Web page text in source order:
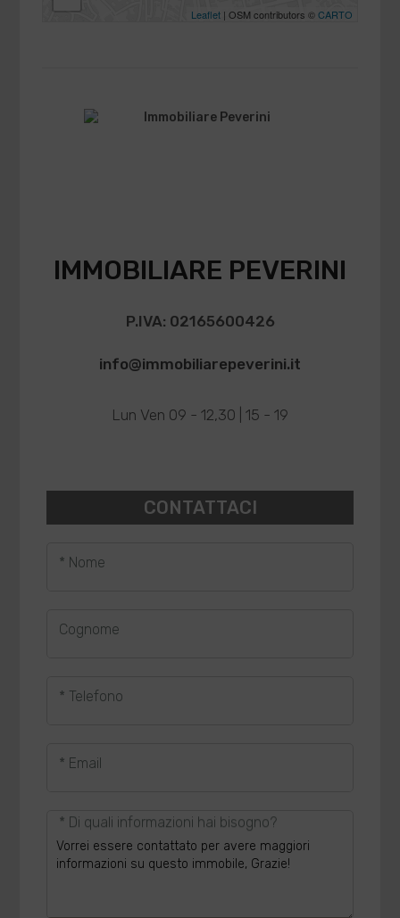
Leaflet| OSM contributors ©CARTO
IMMOBILIARE PEVERINI
P.IVA: 02165600426
info@immobiliarepeverini.it
Lun Ven 09 - 12,30 | 15 - 19
CONTATTACI
* Nome
Cognome
* Telefono
* Email
* Di quali informazioni hai bisogno?